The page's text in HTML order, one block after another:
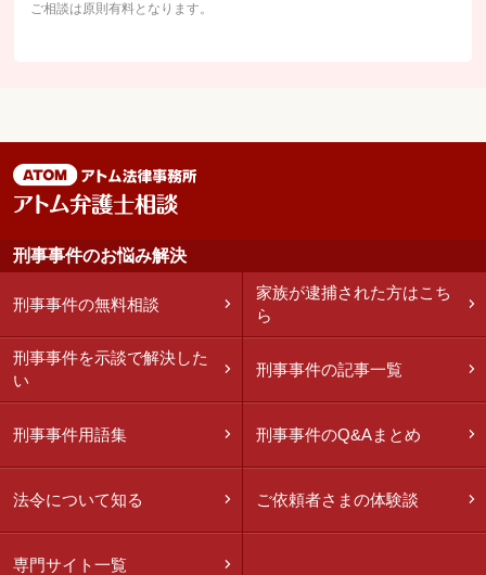
ご相談は原則有料となります。
刑事事件のお悩み解決
刑事事件の無料相談
家族が逮捕された方はこち
ら
刑事事件を示談で解決した
い
刑事事件の記事一覧
刑事事件用語集 刑事事件のQ&Aまとめ
法令について知る ご依頼者さまの体験談
専門サイト一覧